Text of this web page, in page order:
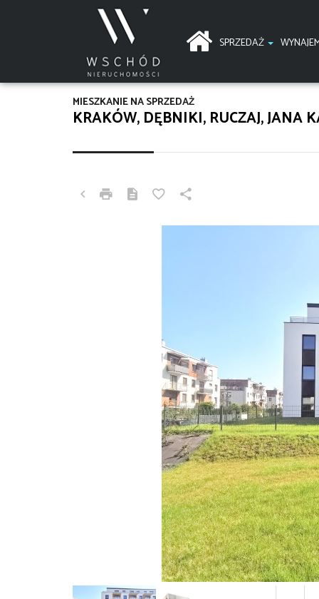
SPRZEDAŻ
KRAKÓW, DĘBNIKI, RUCZAJ, JANA
MIESZKANIE NA SPRZEDAŻ